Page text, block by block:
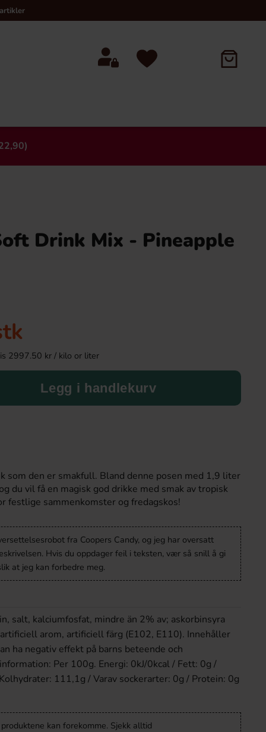
Köp Köp
Drink Mix - Pineapple
2997.50 kr / kilo or liter
Legg i handlekurv
som den er smakfull. Bland denne posen med 1,9 liter
du vil få en magisk god drikke med smak av tropisk
festlige sammenkomster og fredagskos!
fra Coopers Candy, og jeg har oversatt
Hvis du oppdager feil i teksten, vær så snill å gi
at jeg kan forbedre meg.
salt, kalciumfosfat, mindre än 2% av; askorbinsyra
arom, artificiell färg (E102, E110). Innehåller
ha negativ effekt på barns beteende och
Per 100g. Energi: 0kJ/0kcal / Fett: 0g /
111,1g / Varav sockerarter: 0g / Protein: 0g
kan forekomme. Sjekk alltid